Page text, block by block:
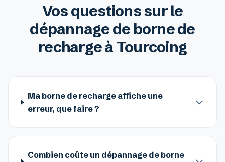
Vos questions sur le
dépannage de borne de
recharge à Tourcoing
Ma borne de recharge affiche une
erreur, que faire ?
Combien coûte un dépannage de borne